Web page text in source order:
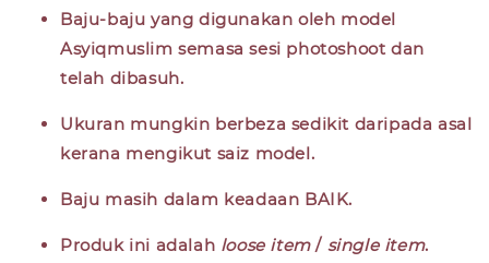
Baju-baju yang digunakan oleh model
Asyiqmuslim semasa sesi photoshoot dan
telah dibasuh.
Ukuran mungkin berbeza sedikit daripada asal
kerana mengikut saiz model.
Baju masih dalam keadaan BAIK.
Produk ini adalah loose item/ single item.